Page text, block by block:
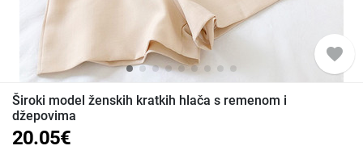
favorite
Široki model ženskih kratkih hlača s remenom i
džepovima
20.05€